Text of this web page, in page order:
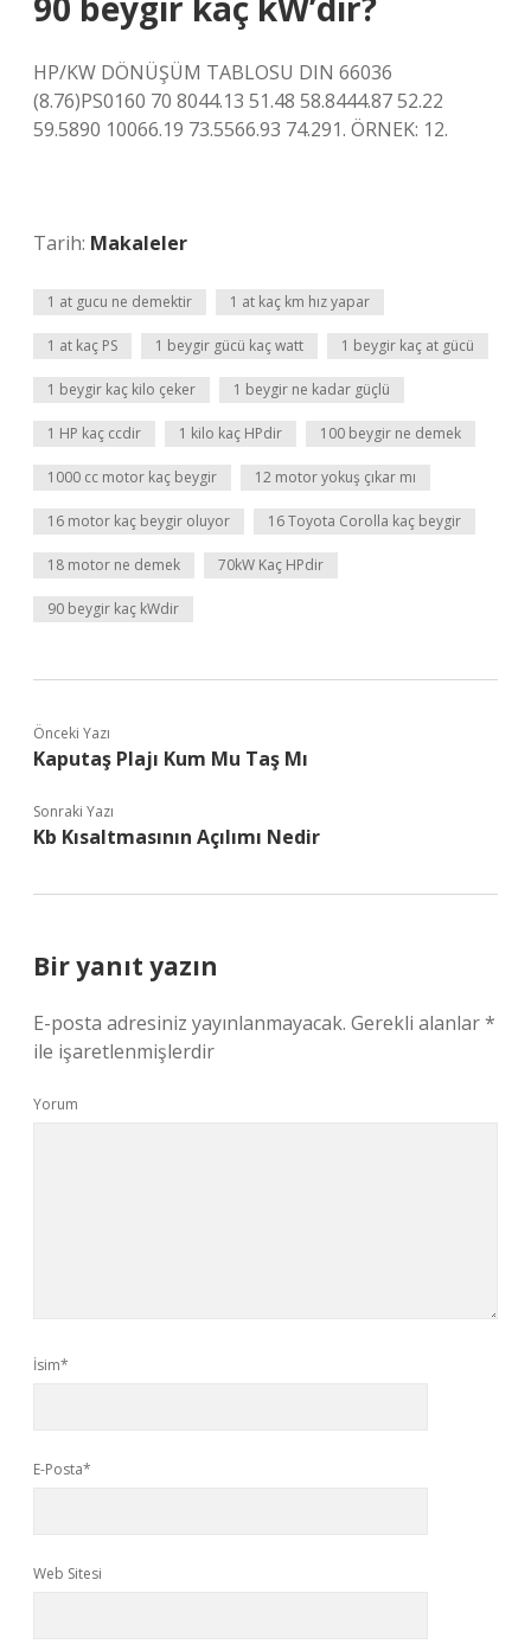
HP/KW DÖNÜŞÜM TABLOSU DIN 66036
(8.76)PS0160 70 8044.13 51.48 58.8444.87 52.22
59.5890 10066.19 73.5566.93 74.291. ÖRNEK: 12.
Tarih: Makaleler
1 at gucu ne demektir 1 at kaç km hız yapar
1 at kaç PS 1 beygir gücü kaç watt 1 beygir kaç at gücü
1 beygir kaç kilo çeker 1 beygir ne kadar güçlü
1 HP kaç ccdir 1 kilo kaç HPdir 100 beygir ne demek
1000 cc motor kaç beygir 12 motor yokuş çıkar mı
16 motor kaç beygir oluyor 16 Toyota Corolla kaç beygir
18 motor ne demek 70kW Kaç HPdir
90 beygir kaç kWdir
Önceki Yazı
Kaputaş Plajı Kum Mu Taş Mı
Sonraki Yazı
Kb Kısaltmasının Açılımı Nedir
Bir yanıt yazın
E-posta adresiniz yayınlanmayacak. Gerekli alanlar*
ile işaretlenmişlerdir
Yorum
İsim*
E-Posta*
Web Sitesi